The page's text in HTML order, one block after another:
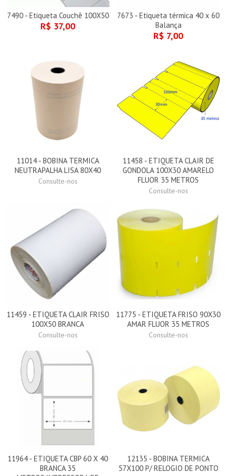
7490 - Etiqueta Couchê 100X50
R$ 37,00
7673 - Etiqueta térmica 40 x 60
Balança
R$ 7,00
11014 - BOBINA TERMICA
NEUTRAPALHA LISA 80X40
Consulte-nos
11458 - ETIQUETA CLAIR DE
GONDOLA 100X30 AMARELO
FLUOR 35 METROS
Consulte-nos
11459 - ETIQUETA CLAIR FRISO
100X50 BRANCA
Consulte-nos
11775 - ETIQUETA FRISO 90X30
AMAR FLUOR 35 METROS
Consulte-nos
11964 - ETIQUETA CBP 60 X 40
BRANCA 35
12135 - BOBINA TERMICA
57X100 P/ RELOGIO DE PONTO